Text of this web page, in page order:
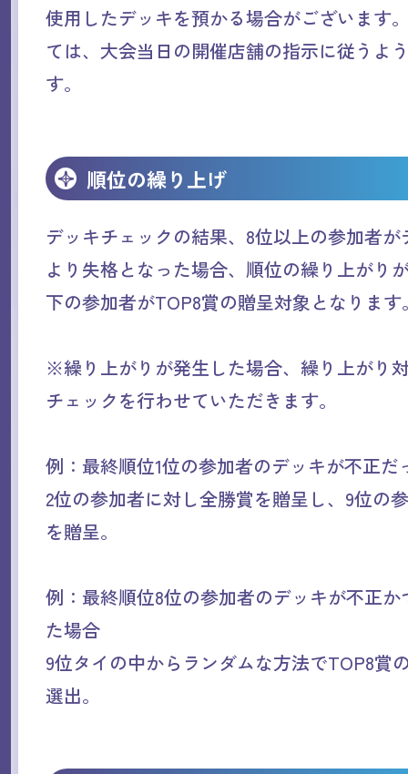
使用したデッキを預かる場合がございます
ては、大会当日の開催店舗の指示に従うよ
す。
順位の繰り上げ
デッキチェックの結果、8位以上の参加者
より失格となった場合、順位の繰り上がり
下の参加者がTOP8賞の贈呈対象となります
※繰り上がりが発生した場合、繰り上がり
チェックを行わせていただきます。
例：最終順位1位の参加者のデッキが不正だ
2位の参加者に対し全勝賞を贈呈し、9位の
を贈呈。
例：最終順位8位の参加者のデッキが不正か
た場合
9位タイの中からランダムな方法でTOP8賞
選出。